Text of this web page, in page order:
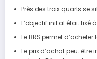
Près des trois quarts se
L’objectif initial était fixé
Le BRS permet
Le prix d’achat peut être